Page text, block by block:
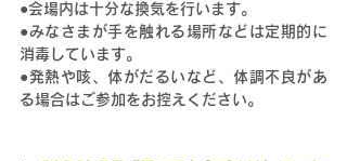
●会場内は十分な換気を行います。
●みなさまが手を触れる場所などは定期的に
消毒しています。
●発熱や咳、体がだるいなど、体調不良があ
る場合はご参加をお控えください。